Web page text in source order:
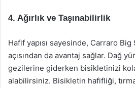
4. Ağırlık ve Taşınabilirlik
Hafif yapısı sayesinde, Carraro Big
açısından da avantaj sağlar. Dağ
gezilerine giderken bisikletinizi
alabilirsiniz. Bisikletin hafifliği,